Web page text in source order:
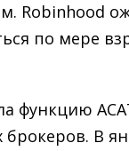
Robinhood
по мере
функцию
брокеров. В